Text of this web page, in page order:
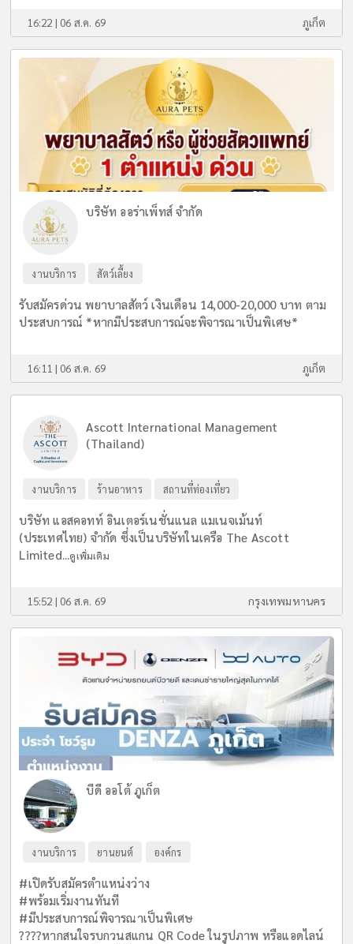
16:22 | 06 ส.ค. 69 ภูเก็ต
บริษัท ออร่าเพ็ทส์ จำกัด
งานบริการ สัตว์เลี้ยง
รับสมัครด่วน พยาบาลสัตว์ เงินเดือน 14,000-20,000 บาท ตาม
ประสบการณ์ *หากมีประสบการณ์จะพิจารณาเป็นพิเศษ*
16:11 | 06 ส.ค. 69 ภูเก็ต
Ascott International Management
(Thailand)
งานบริการ ร้านอาหาร สถานที่ท่องเที่ยว
บริษัท แอสคอทท์ อินเตอร์เนชั่นแนล แมเนจเม้นท์
(ประเทศไทย) จำกัด ซึ่งเป็นบริษัทในเครือ The Ascott
Limited...ดูเพิ่มเติม
15:52 | 06 ส.ค. 69 กรุงเทพมหานคร
บีดี ออโต้ ภูเก็ต
งานบริการ ยานยนต์ องค์กร
#เปิดรับสมัครตำแหน่งว่าง
#พร้อมเริ่มงานทันที
#มีประสบการณ์พิจารณาเป็นพิเศษ
????หากสนใจรบกวนสแกน QR Code ในรูปภาพ หรือแอดไลน์